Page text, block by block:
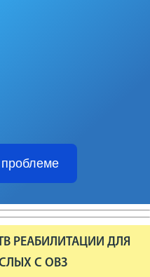
РЕАБИЛИТАЦИИ ДЛЯ
С ОВЗ